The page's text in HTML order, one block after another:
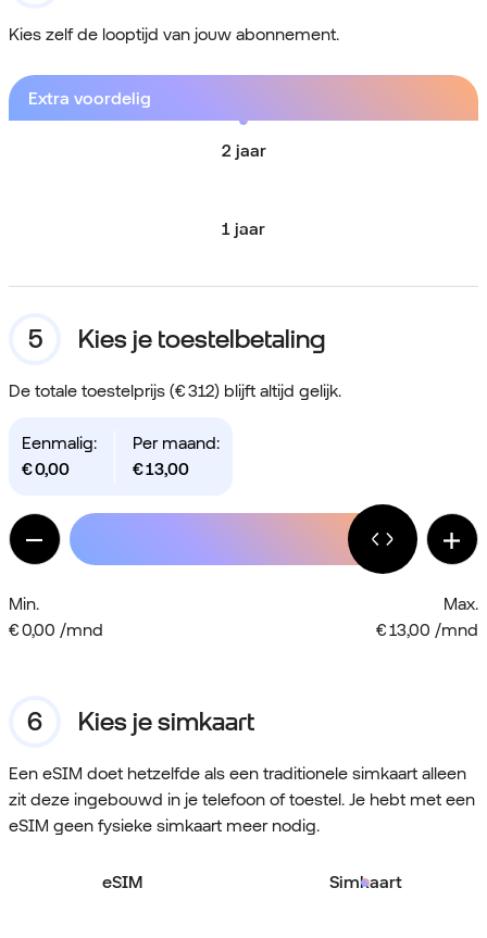
Kies zelf de looptijd van jouw abonnement.
Extra voordelig
2 jaar
1 jaar
Kies je toestelbetaling
De totale toestelprijs (€ 312) blijft altijd gelijk.
Eenmalig:
€0,00
Per maand:
€13,00
Min.
€ 0,00 /mnd
Max.
€ 13,00 /mnd
Kies je simkaart
Een eSIM doet hetzelfde als een traditionele simkaart alleen
zit deze ingebouwd in je telefoon of toestel. Je hebt met een
eSIM geen fysieke simkaart meer nodig.
eSIM Simkaart